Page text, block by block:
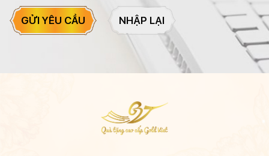
GỬI YÊU CẦU NHẬP LẠI